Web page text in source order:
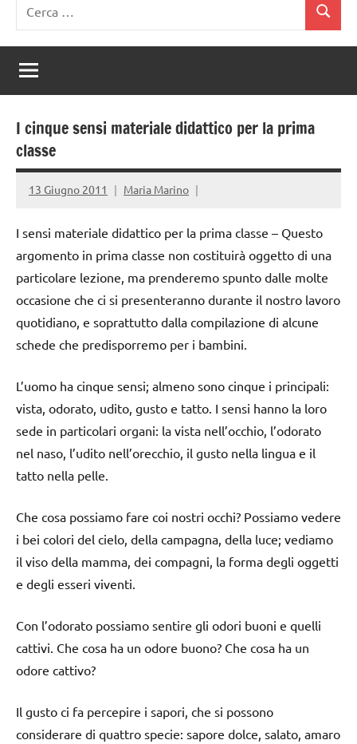
per:
Cerca
I cinque sensi materiale didattico per la prima
classe
13 Giugno 2011 Maria Marino
I sensi materiale didattico per la prima classe – Questo
argomento in prima classe non costituirà oggetto di una
particolare lezione, ma prenderemo spunto dalle molte
occasione che ci si presenteranno durante il nostro lavoro
quotidiano, e soprattutto dalla compilazione di alcune
schede che predisporremo per i bambini.
L’uomo ha cinque sensi; almeno sono cinque i principali:
vista, odorato, udito, gusto e tatto. I sensi hanno la loro
sede in particolari organi: la vista nell’occhio, l’odorato
nel naso, l’udito nell’orecchio, il gusto nella lingua e il
tatto nella pelle.
Che cosa possiamo fare coi nostri occhi? Possiamo vedere
i bei colori del cielo, della campagna, della luce; vediamo
il viso della mamma, dei compagni, la forma degli oggetti
e degli esseri viventi.
Con l’odorato possiamo sentire gli odori buoni e quelli
cattivi. Che cosa ha un odore buono? Che cosa ha un
odore cattivo?
Il gusto ci fa percepire i sapori, che si possono
considerare di quattro specie: sapore dolce, salato, amaro